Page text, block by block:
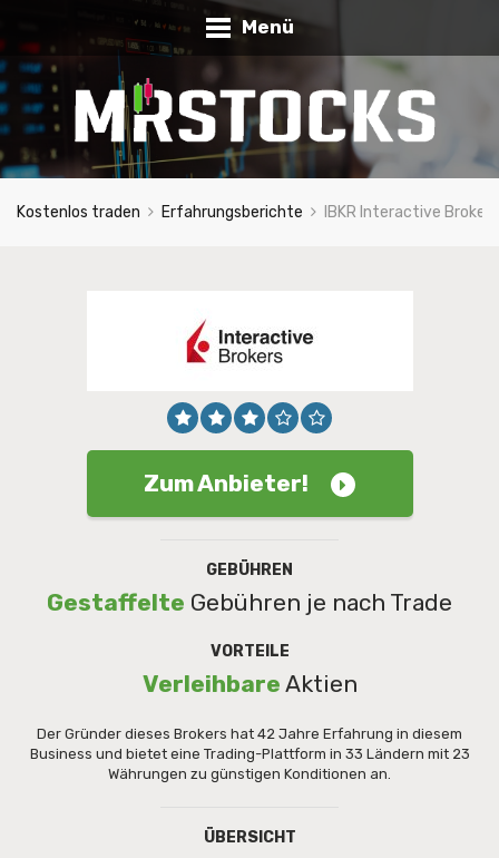
Menü
Kostenlos traden Erfahrungsberichte IBKR Interactive
Zum Anbieter!
GEBÜHREN
Gestaffelte Gebühren je nach Trade
VORTEILE
Verleihbare Aktien
Der Gründer dieses Brokers hat 42 Jahre Erfahrung in diesem
Business und bietet eine Trading-Plattform in 33 Ländern mit 23
Währungen zu günstigen Konditionen an.
ÜBERSICHT